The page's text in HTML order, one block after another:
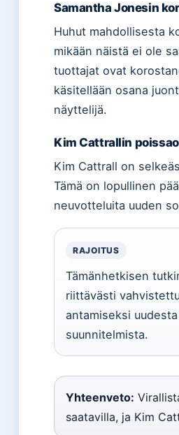
Samantha Jonesin
Huhut mahdollisesta
mikään näistä ei ole
tuottajat ovat
käsitellään osana
näyttelijä.
Kim Cattrallin
Kim Cattrall on
Tämä on lopullinen
neuvotteluita uuden
RAJOITUS
Tämänhetkisen
riittävästi
antamiseksi
suunnitelmista.
Yhteenveto:
saatavilla, ja Kim